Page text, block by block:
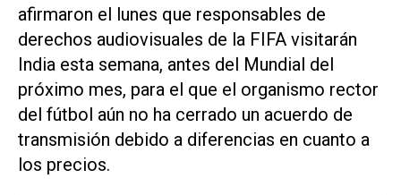
afirmaron el lunes que responsables de
derechos audiovisuales de la ‌FIFA visitarán
India esta ‌semana, antes del Mundial del
próximo mes, para el que el organismo rector
del fútbol aún no ha cerrado un acuerdo de
transmisión debido a diferencias en cuanto a
los precios.